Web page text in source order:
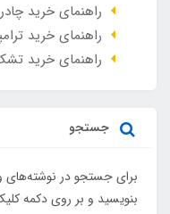
راهنمای خرید
راهنمای خرید
راهنمای خرید
جستجو
برای جستجو در نوشته‌های
بنویسید و بر روی دکمه